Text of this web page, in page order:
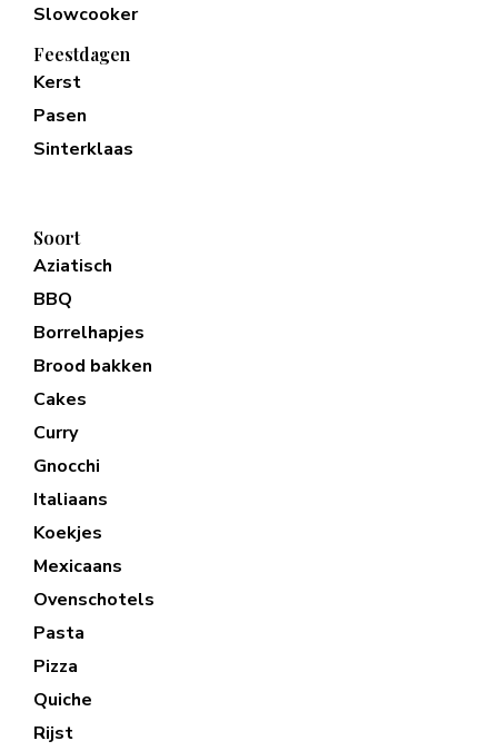
Slowcooker
Feestdagen
Kerst
Pasen
Sinterklaas
Soort
Aziatisch
BBQ
Borrelhapjes
Brood bakken
Cakes
Curry
Gnocchi
Italiaans
Koekjes
Mexicaans
Ovenschotels
Pasta
Pizza
Quiche
Rijst